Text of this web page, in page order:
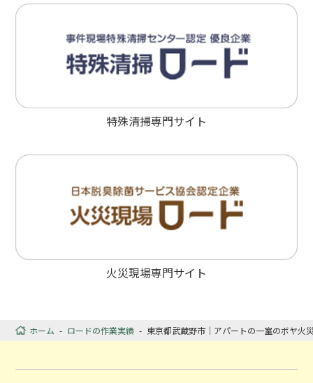
特殊清掃専門サイト
火災現場専門サイト
ホーム - ロードの作業実績 - 東京都武蔵野市｜アパートの一室のボヤ火